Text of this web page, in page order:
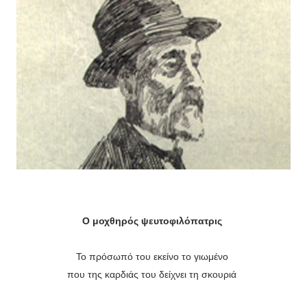
Ο μοχθηρός ψευτοφιλόπατρις
Το πρόσωπό του εκείνο το γιωμένο
που της καρδιάς του δείχνει τη σκουριά